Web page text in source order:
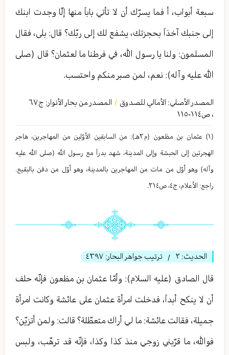
سبعة أبواب، أ فما يسرّك أن لا تأتي باباً منها إلّا وجدت ابنك
إلى جنبك آخذاً بحجزتك، يشفع لك إلى ربّك؟ قال: بلى، فقال
المسلمون: ولنا يا رسول الله، في فرطنا ما لعثمان؟ قال (صلى
الله عليه وآله): نعم، لمن صبر منكم واحتسب.
المصدر الأصلي: الأمالي للصدوق / المصدر من بحار الأنوار: ج٦٧
، ص١١٤-١١٥
(١) عثمان بن مظعون (م٢هـ): من السابقین الأوّلین من المهاجرین، هاجر
الهجرتین إلی الحبشة وإلی المدینة، شهد بدراً مع رسول الله (صلى الله عليه
وآله) وهو أوّل من مات من المهاجرین بالمدینة، وهو أوّل من دفن بالبقیع.
راجع: الأعلام، ج٤، ص٢١٤.
الحديث: ٢ / ترتيب جواهر البحار: ٤٣٩٧
قال الصادق (عليه السلام): وأمّا عثمان بن مظعون فإنّه حلف
أن لا ينكح أبداً، فدخلت امرأة عثمان على عائشة وكانت امرأة
جميلة، فقالت عائشة: ما لي أراك متعطّلة؟ قالت: ولمن أتزيّن؟
فوالله، ما قرّبني زوجي منذ كذا وكذا، فإنّه قد ترهّب، ولبس